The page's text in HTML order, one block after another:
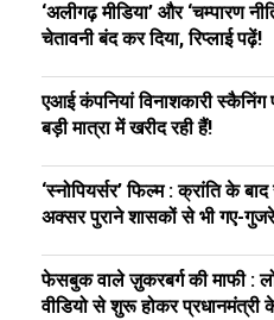
‘अलीगढ़ मीडिया’ और ‘चम्पारण
चेतावनी बंद कर दिया, रिप्लाई पढ़ें!
एआई कंपनियां विनाशकारी स्कैनिंग
बड़ी मात्रा में खरीद रही हैं!
‘स्नोपियर्सर’ फिल्म : क्रांति के
अक्सर पुराने शासकों से भी गए-
फेसबुक वाले ज़ुकरबर्ग की माफी :
वीडियो से शुरू होकर प्रधानमंत्री